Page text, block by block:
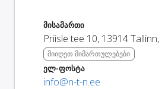
მისამართი
Priisle tee 10, 13914Tallinn,
მიიღეთ მიმართულებები
ელ-ფოსტა
info@n-t-n.ee